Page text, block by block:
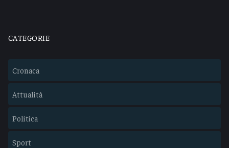
CATEGORIE
Cronaca
Attualità
Politica
Sport